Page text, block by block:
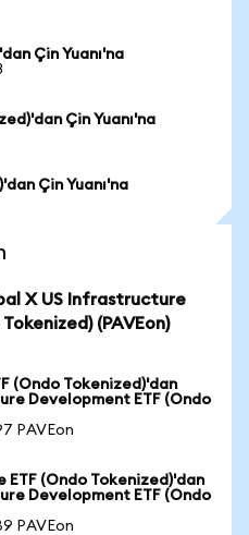
Çin Yuanı'na
Çin Yuanı'na
Çin Yuanı'na
X US Infrastructure
(PAVEon)
(Ondo Tokenized)'dan
Development ETF (Ondo
PAVEon
ETF (Ondo Tokenized)'dan
Development ETF (Ondo
PAVEon